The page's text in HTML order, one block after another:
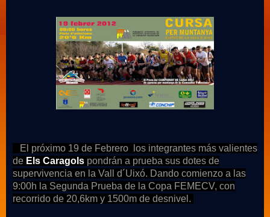
El próximo 19 de Febrero los integrantes más valientes
de Els Caragols pondrán a prueba sus dotes de
supervivencia en la Vall d´Uixó. Dando comienzo a las
9:00h la Segunda Prueba de la Copa FEMECV, con
recorrido de 20,6km y 1500m de desnivel.